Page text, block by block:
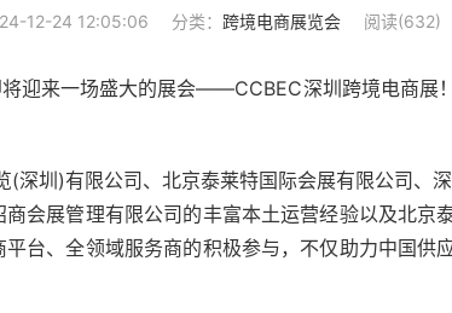
12-24 12:05:06 分类： 跨境电商展览会 阅读(632)
迎来一场盛大的展会——CCBEC深圳跨境电商
深圳)有限公司、北京泰莱特国际会展有限公司、
会展管理有限公司的丰富本土运营经验以及北
台、全领域服务商的积极参与，不仅助力中国